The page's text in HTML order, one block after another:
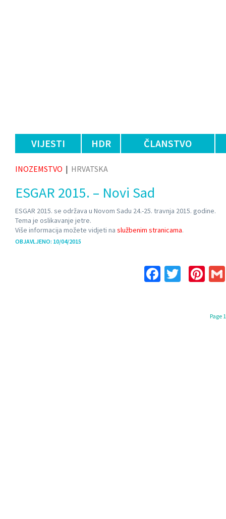
VIJESTI HDR ČLANSTVO
INOZEMSTVO | HRVATSKA
ESGAR 2015. – Novi Sad
ESGAR 2015. se održava u Novom Sadu 24.-25. travnja 2015. godine.
Tema je oslikavanje jetre.
Više informacija možete vidjeti na službenim stranicama.
OBJAVLJENO: 10/04/2015
Facebook
Page